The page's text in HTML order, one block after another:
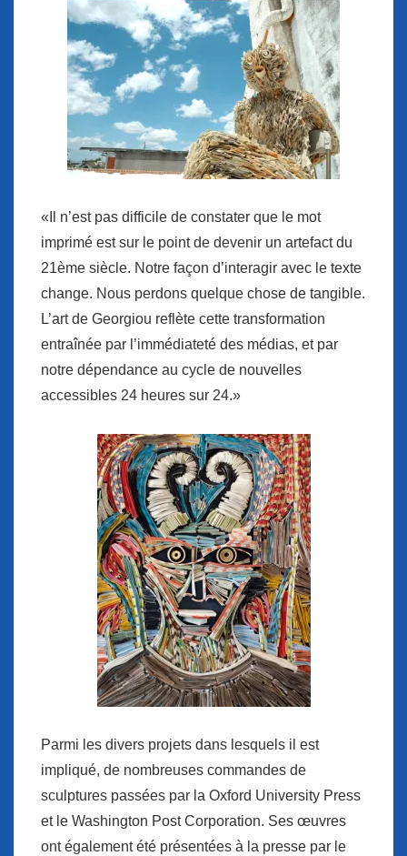
«Il n’est pas difficile de constater que le mot
imprimé est sur le point de devenir un artefact du
21ème siècle. Notre façon d’interagir avec le texte
change. Nous perdons quelque chose de tangible.
L’art de Georgiou reflète cette transformation
entraînée par l’immédiateté des médias, et par
notre dépendance au cycle de nouvelles
accessibles 24 heures sur 24.»
Parmi les divers projets dans lesquels il est
impliqué, de nombreuses commandes de
sculptures passées par la Oxford University Press
et le Washington Post Corporation. Ses œuvres
ont également été présentées à la presse par le